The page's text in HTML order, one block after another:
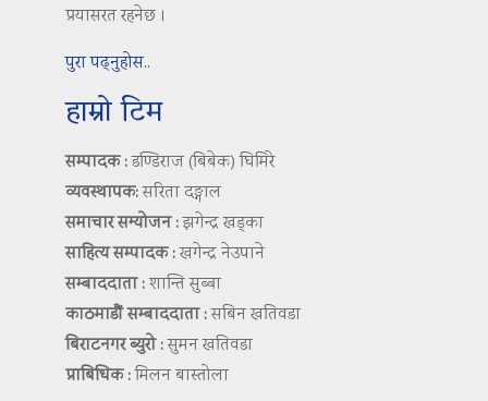
प्रयासरत रहनेछ ।
पुरा पढ्नुहोस..
हाम्रो टिम
सम्पादक :डण्डिराज (बिबेक) घिमिरे
व्यवस्थापक:सरिता दङ्गाल
समाचार सम्योजन :झगेन्द्र खड्का
साहित्य सम्पादक :खगेन्द्र नेउपाने
सम्बाददाता :शान्ति सुब्बा
काठमाडौं सम्बाददाता :सबिन खतिवडा
बिराटनगर ब्युरो :सुमन खतिवडा
प्राबिधिक :मिलन बास्तोला